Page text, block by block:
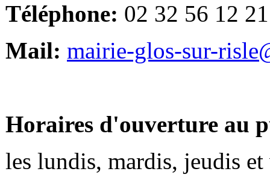
Téléphone: 02 32 56 12 21
Mail: mairie-glos-sur-
Horaires d'ouverture au
les lundis, mardis, jeudis et